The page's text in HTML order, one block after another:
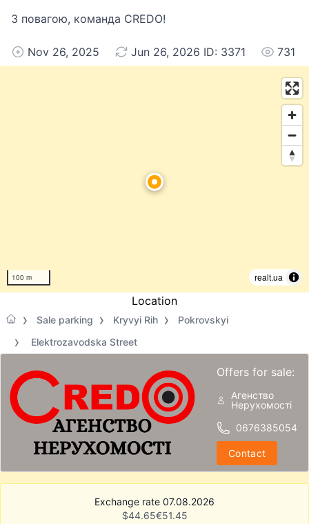
З повагою, команда CREDO!
Nov 26, 2025 Jun 26, 2026 ID: 3371 731
100 m realt.ua
Location
Sale parking Kryvyi Rih
Pokrovskyi
Elektrozavodska Street
Offers for sale:
Агенство
Нерухомості
0676385054
Contact
Exchange rate 07.08.2026
$44.65€51.45